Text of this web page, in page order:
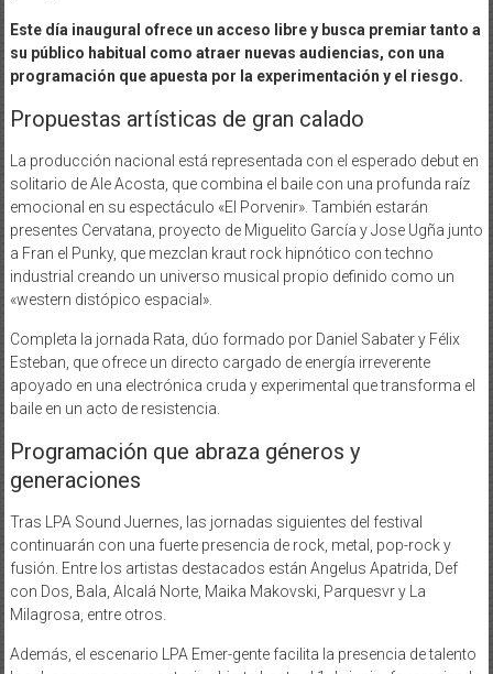
Este día inaugural ofrece un acceso libre y busca premiar tanto a
su público habitual como atraer nuevas audiencias, con una
programación que apuesta por la experimentación y el riesgo.
Propuestas artísticas de gran calado
La producción nacional está representada con el esperado debut en
solitario de Ale Acosta, que combina el baile con una profunda raíz
emocional en su espectáculo «El Porvenir». También estarán
presentes Cervatana, proyecto de Miguelito García y Jose Ugña junto
a Fran el Punky, que mezclan kraut rock hipnótico con techno
industrial creando un universo musical propio definido como un
«western distópico espacial».
Completa la jornada Rata, dúo formado por Daniel Sabater y Félix
Esteban, que ofrece un directo cargado de energía irreverente
apoyado en una electrónica cruda y experimental que transforma el
baile en un acto de resistencia.
Programación que abraza géneros y
generaciones
Tras LPA Sound Juernes, las jornadas siguientes del festival
continuarán con una fuerte presencia de rock, metal, pop-rock y
fusión. Entre los artistas destacados están Angelus Apatrida, Def
con Dos, Bala, Alcalá Norte, Maika Makovski, Parquesvr y La
Milagrosa, entre otros.
Además, el escenario LPA Emer-gente facilita la presencia de talento